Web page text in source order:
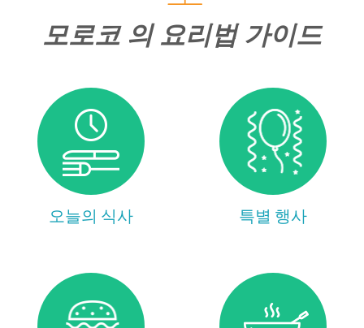
모로코 의 요리법 가이드
오늘의 식사 특별 행사